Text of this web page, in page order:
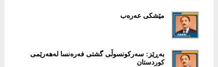
مێشكی عەرەب
بەڕێز: سەركونسوڵی گشتی فەرەنسا لەهەرێمی
كوردستان